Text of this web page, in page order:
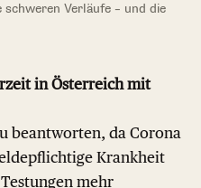
Verläufe – und die
in Österreich mit
beantworten, da Corona
Krankheit
mehr